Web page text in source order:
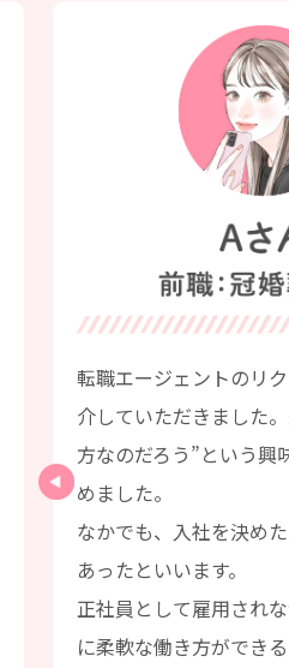
転職エージェントのリ
介していただきました
方なのだろう”という興
めました。
なかでも、入社を決め
あったといいます。
正社員として雇用され
に柔軟な働き方ができ